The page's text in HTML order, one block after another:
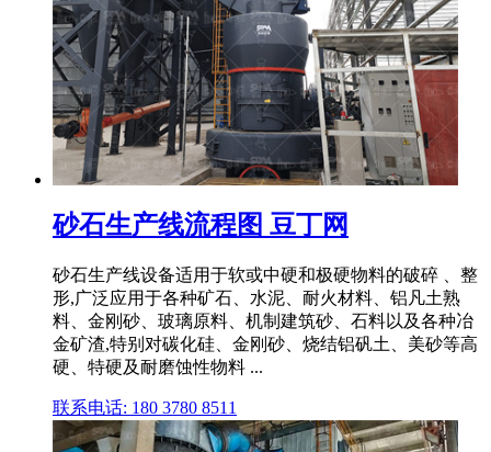
砂石生产线流程图 豆丁网
砂石生产线设备适用于软或中硬和极硬物料的破碎 、整
形,广泛应用于各种矿石、水泥、耐火材料、铝凡土熟
料、金刚砂、玻璃原料、机制建筑砂、石料以及各种冶
金矿渣,特别对碳化硅、金刚砂、烧结铝矾土、美砂等高
硬、特硬及耐磨蚀性物料 ...
联系电话: 180 3780 8511